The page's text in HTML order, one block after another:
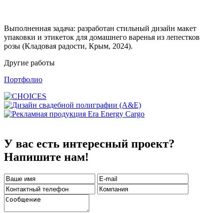
Выполненная задача: разработан стильный дизайн макет
упаковки и этикеток для домашнего варенья из лепестков
розы (Кладовая радости, Крым, 2024).
Другие работы
Портфолио
У вас есть интересный проект?
Напишите нам!